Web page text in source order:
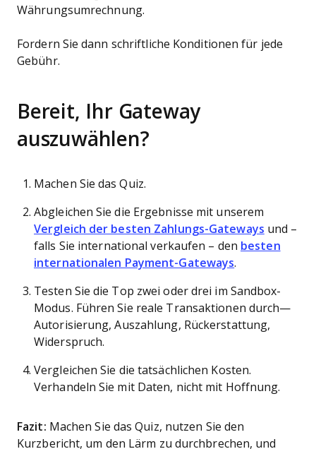
Währungsumrechnung.
Fordern Sie dann schriftliche Konditionen für jede
Gebühr.
Bereit, Ihr Gateway
auszuwählen?
Machen Sie das Quiz.
Abgleichen Sie die Ergebnisse mit unserem
Vergleich der besten Zahlungs-Gateways und –
falls Sie international verkaufen – den besten
internationalen Payment-Gateways.
Testen Sie die Top zwei oder drei im Sandbox-
Modus. Führen Sie reale Transaktionen durch—
Autorisierung, Auszahlung, Rückerstattung,
Widerspruch.
Vergleichen Sie die tatsächlichen Kosten.
Verhandeln Sie mit Daten, nicht mit Hoffnung.
Fazit: Machen Sie das Quiz, nutzen Sie den
Kurzbericht, um den Lärm zu durchbrechen, und